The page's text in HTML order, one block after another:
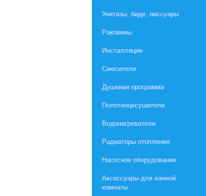
Унитазы, биде, писсуары
Раковины
Инсталляции
Смесители
Душевая программа
Полотенцесушители
Водонагреватели
Радиаторы отопления
Насосное оборудование
Aксессуары для ванной
комнаты